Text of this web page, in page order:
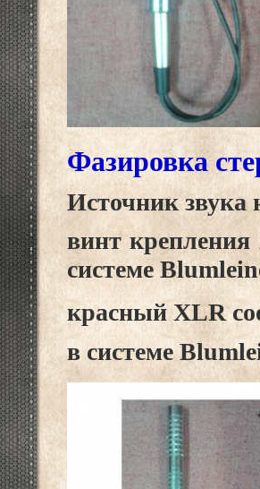
Фазировка
Источник звука
винт
системе
красный XLR
в системе